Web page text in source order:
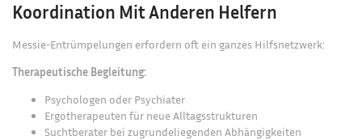
Koordination Mit Anderen Helfern
Messie-Entrümpelungen erfordern oft ein ganzes Hilfsnetzwerk:
Therapeutische Begleitung:
Psychologen oder Psychiater
Ergotherapeuten für neue Alltagsstrukturen
Suchtberater bei zugrundeliegenden Abhängigkeiten